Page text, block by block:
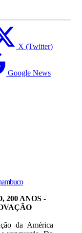
X (Twitter)
Google News
200 ANOS -
da América